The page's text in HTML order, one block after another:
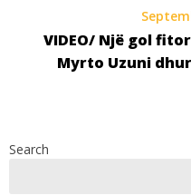
VIDEO/ Një gol
Myrto Uzuni
Search